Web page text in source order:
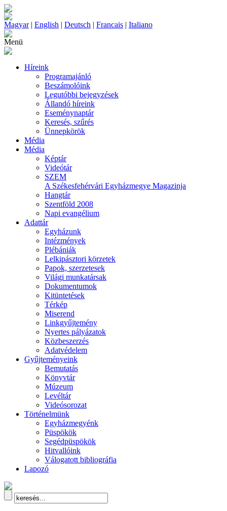
Magyar| English | Deutsch | Francais | Italiano
Menü
Híreink
Programajánló
Beszámolóink
Legutóbbi bejegyzések
Állandó híreink
Eseménynaptár
Keresés, szűrés
Ünnepkörök
Média
Média
Képtár
Videótár
SZEM
A Székesfehérvári Egyházmegye Magazinja
Hangtár
Szentföld 2008
Napi evangélium
Adattár
Egyházunk
Intézmények
Plébániák
Lelkipásztori körzetek
Papok, szerzetesek
Világi munkatársak
Dokumentumok
Kitüntetések
Térkép
Miserend
Linkgyűjtemény
Nyertes pályázatok
Közbeszerzés
Adatvédelem
Gyűjteményeink
Bemutatás
Könyvtár
Múzeum
Levéltár
Videósorozat
Történelmünk
Egyházmegyénk
Püspökök
Segédpüspökök
Hitvallóink
Válogatott bibliográfia
Lapozó